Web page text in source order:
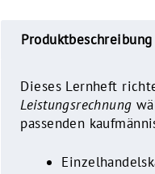
Produktbeschreibung
Dieses Lernheft
Leistungsrechnung
passenden